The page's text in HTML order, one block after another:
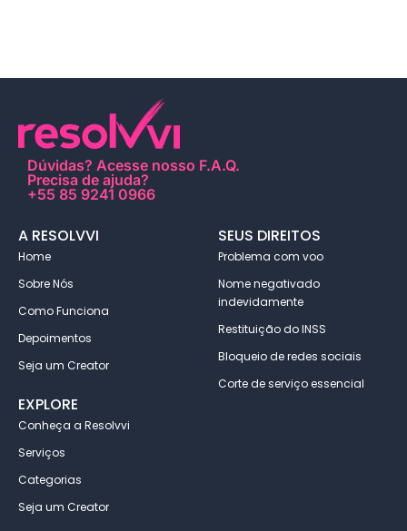
Dúvidas? Acesse nosso F.A.Q.
Precisa de ajuda?
+55 85 9241 0966
A RESOLVVI
Home
Sobre Nós
Como Funciona
Depoimentos
Seja um Creator
SEUS DIREITOS
Problema com voo
Nome negativado
indevidamente
Restituição do INSS
Bloqueio de redes sociais
Corte de serviço essencial
EXPLORE
Conheça a Resolvvi
Serviços
Categorias
Seja um Creator